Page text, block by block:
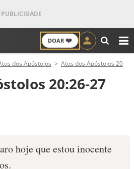
DOAR ❤️
dos Apóstolos Atos dos Apóstolos 20
20:26-27
hoje que estou inocente